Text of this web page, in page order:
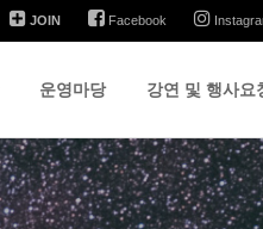
JOIN Facebook
운영마당 강연 및 행사요